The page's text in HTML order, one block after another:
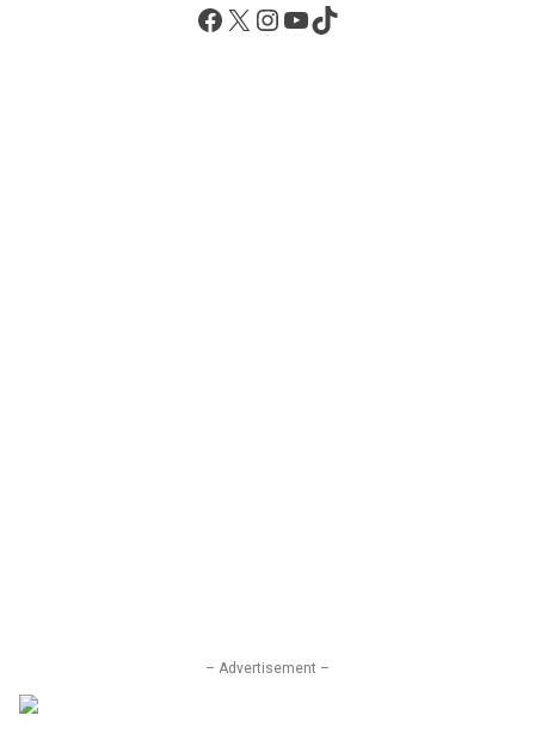
Facebook
X Instagram
YouTube
TikTok
– Advertisement –